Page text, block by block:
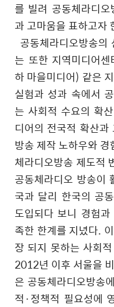
를 빌려 공동체라디
과 고마움을 표하고자
공동체라디오방송의
는 또한 지역미디어
하 마을미디어) 같은
실험과 성과 속에서
는 사회적 수요의 확
디어의 전국적 확산
방송 제작 노하우와
체라디오방송 제도적
공동체라디오 방송이
국과 달리 한국의 공
도입되다 보니 경험과
족한 한계를 지녔다.
장 되지 못하는 사회
2012년 이후 서울을
은 공동체라디오방송
적·정책적 필요성에